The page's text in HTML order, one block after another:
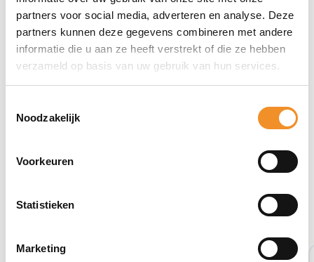
partners voor social media, adverteren en analyse. Deze
partners kunnen deze gegevens combineren met andere
informatie die u aan ze heeft verstrekt of die ze hebben
verzameld op basis van uw gebruik van hun services.
Noodzakelijk
Voorkeuren
Statistieken
Marketing
Bekijk ook eens deze producten
Retour Deal